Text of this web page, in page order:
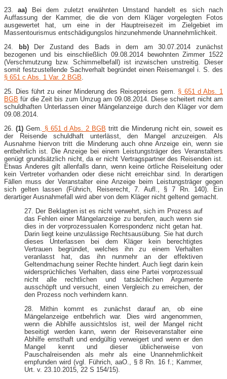
23.
aa) Bei dem zuletzt erwähnten Umstand handelt es sich nach
Auffassung der Kammer, die die von dem Kläger vorgelegten Fotos
ausgewertet hat, um eine in der Hauptreisezeit im Zielgebiet im
Massentourismus entschädigungslos hinzunehmende Unannehmlichkeit.
24. bb)Der Zustand des Bads in dem am 30.07.2014 zunächst
bezogenen und bis einschließlich 09.08.2014 bewohnten Zimmer 1522
(Verschmutzung bzw. Schimmelbefall) ist inzwischen unstreitig. Dieser
somit festzustellende Sachverhalt begründet einen Reisemangel i. S. des
§ 651 c Abs. 1 Var. 2 BGB
25. Dies führt zu einer Minderung des Reisepreises gem. § 651 d Abs. 1
BGB für die Zeit bis zum Umzug am 09.08.2014. Diese scheitert nicht am
schuldhaften Unterlassen einer Mängelanzeige durch den Kläger vor dem
09.08.2014.
26. (1) Gem. § 651 d Abs. 2 BGB tritt die Minderung nicht ein, soweit es
der Reisende schuldhaft unterlässt, den Mangel anzuzeigen. Als
Ausnahme hiervon tritt die Minderung auch ohne Anzeige ein, wenn sie
entbehrlich ist. Die Anzeige bei einem Leistungsträger des Veranstalters
genügt grundsätzlich nicht, da er nicht Vertragspartner des Reisenden ist.
Etwas Anderes gilt allenfalls dann, wenn keine örtliche Reiseleitung oder
kein Vertreter vorhanden oder diese nicht erreichbar sind. In derartigen
Fällen muss der Veranstalter eine Anzeige beim Leistungsträger gegen
sich gelten lassen (Führich, Reiserecht, 7. Aufl., § 7 Rn. 140). Ein
derartiger Ausnahmefall wird aber von dem Kläger nicht geltend gemacht.
27. Der Beklagten ist es nicht verwehrt, sich im Prozess auf
das Fehlen einer Mängelanzeige zu berufen, auch wenn sie
dies in der vorprozessualen Korrespondenz nicht getan hat.
Darin liegt keine unzulässige Rechtsausübung. Sie hat durch
dieses Unterlassen bei dem Kläger kein berechtigtes
Vertrauen begründet, welches ihn zu einem Verhalten
veranlasst hat, das ihn nunmehr an der effektiven
Geltendmachung seiner Rechte hindert. Auch liegt darin kein
widersprüchliches Verhalten, dass eine Partei vorprozessual
nicht alle rechtlichen und tatsächlichen Argumente
ausschöpft und versucht, einen Vergleich zu erreichen, der
den Prozess noch verhindern kann.
28. Mithin kommt es zunächst darauf an, ob eine
Mängelanzeige entbehrlich war. Dies wird angenommen,
wenn die Abhilfe aussichtslos ist, weil der Mangel nicht
beseitigt werden kann, wenn der Reiseveranstalter eine
Abhilfe ernsthaft und endgültig verweigert und wenn er den
Mangel kennt und dieser üblicherweise von
Pauschalreisenden als mehr als eine Unannehmlichkeit
empfunden wird (vgl. Führich, aaO., § 8 Rn. 16 f.; Kammer,
Urt. v. 23.10.2015, 22 S 154/15).